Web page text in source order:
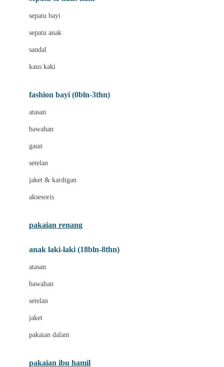
Bio Oil
Biolane
Bizzi Growin
Blooming Marvellous
Bravado
Buds Organics
Bugaboo
C
Cottonseeds
sepatu bayi
sepatu anak
sandal
kaus kaki
fashion bayi (0bln-3thn)
atasan
bawahan
gaun
setelan
jaket & kardigan
aksesoris
pakaian renang
anak laki-laki (18bln-8thn)
atasan
bawahan
setelan
jaket
pakaian dalam
pakaian ibu hamil